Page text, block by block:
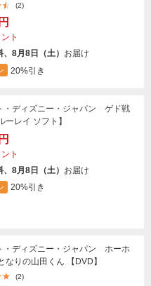
(2)
ト
8月8日（土） お届け
20%引き
・ディズニー・ジャパン ゲド戦
ーレイ ソフト】
ト
8月8日（土） お届け
20%引き
・ディズニー・ジャパン ホーホ
なりの山田くん 【DVD】
(2)